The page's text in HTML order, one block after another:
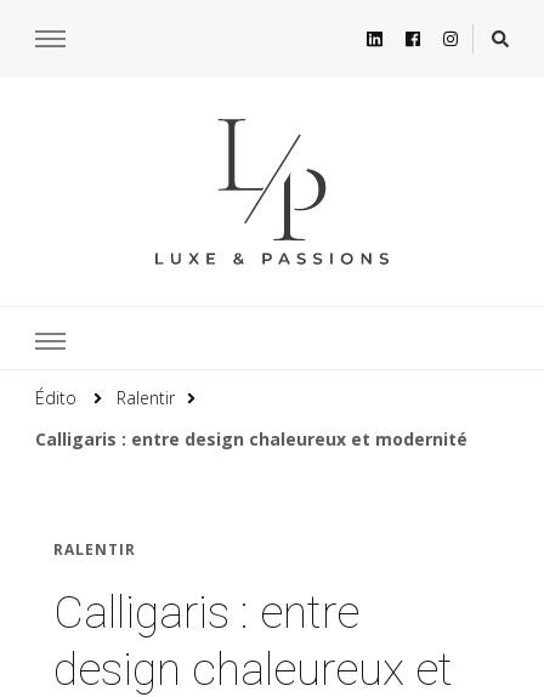
Édito
Ralentir
Calligaris : entre design chaleureux et modernité
RALENTIR
Calligaris : entre
design chaleureux et